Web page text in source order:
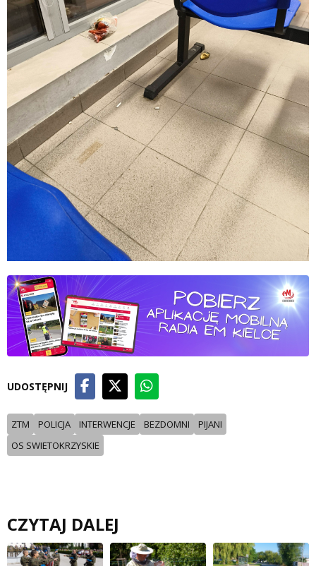
UDOSTĘPNIJ
ZTM POLICJA INTERWENCJE BEZDOMNI
PIJANI
OS SWIETOKRZYSKIE
CZYTAJ DALEJ